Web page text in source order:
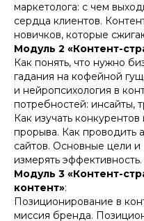
маркетолога: с чем
сердца клиентов.
новичков, которые
Модуль 2 «Контент-
Как понять, что нужно
гадания на кофейной
и нейропсихология в
потребностей: инсайты,
Как изучать
прорыва. Как проводить
сайтов. Основные цели и
измерять
Модуль 3 «Контент-
контент»:
Позиционирование в
миссия бренда.